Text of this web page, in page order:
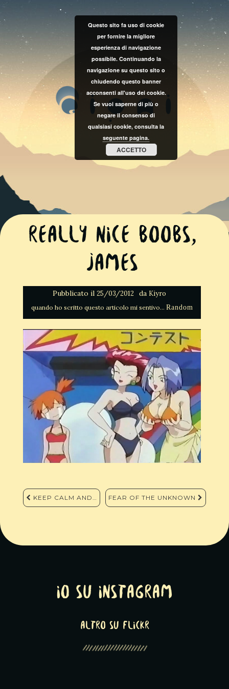
Really nice boobs,
James
Pubblicato il 25/03/2012 da Kiyro
Random
Navigazione
articoli
KEEP CALM AND… FEAR OF THE UNKNOWN
Io su Instagram
altro su Flickr
Questo sito fa uso di cookie
per fornire la migliore
esperienza di navigazione
possibile. Continuando la
navigazione su questo sito o
chiudendo questo banner
acconsenti all'uso dei cookie.
Se vuoi saperne di più o
negare il consenso di
qualsiasi cookie, consulta la
seguente pagina.
ACCETTO